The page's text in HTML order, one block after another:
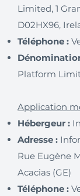
Limited, 1
D02HX96,
Téléphone :
Platform
Application
Hébergeur :
Adresse :
Rue Eugène
Acacias (GE)
Téléphone :